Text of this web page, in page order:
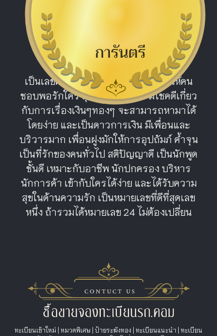
ดีมาก
ความหมายผลรวม หมายเลข 24
สมบูรณ์สุข
เป็นเลขดีมาก เป็นคนมีเสน่ห์ ดึงดูดใจให้คน
ชอบพอรักใคร่ สุภาพโรแมนติก มีโชคดีเกี่ยว
กับการเรื่องเงินๆทองๆ จะสามารถหามาได้
โดยง่าย และเป็นดาวการเงิน มีเพื่อนและ
บริวารมาก เพื่อนฝูงมักให้การอุปถัมภ์ ค้ำจุน
เป็นที่รักของคนทั่วไป สติปัญญาดี เป็นนักพูด
ชั้นดี เหมาะกับอาชีพ นักปกครอง บริหาร
นักการค้า เข้ากับใครได้ง่าย และได้รับความ
สุขในด้านความรัก เป็นหมายเลขที่ดีที่สุดเลข
หนึ่ง ถ้ารวมได้หมายเลข 24 ไม่ต้องเปลี่ยน
ทะเบียนเข้าใหม่ | หมวดพิเศษ | ป้ายระฆังทอง | ทะเบียนแนะนำ | ทะเบียน